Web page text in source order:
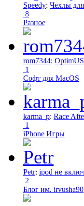
Speedy: Чехлы
8
Разное
rom7344:
1
Софт для MacOS
karma_p: Race
1
iPhone Игры
Petr: ipod не
2
Блог им. irvusha90